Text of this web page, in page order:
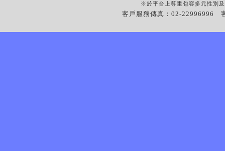
※於平台上尊重包容多元性別
客戶服務傳真：02-22996996